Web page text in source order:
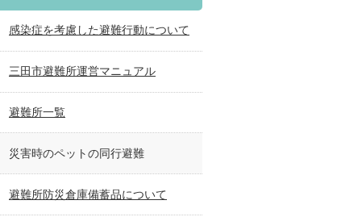
感染症を考慮した避難行動について
三田市避難所運営マニュアル
避難所一覧
災害時のペットの同行避難
避難所防災倉庫備蓄品について